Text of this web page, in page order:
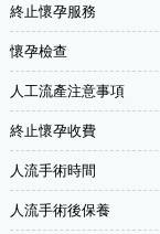
終止懷孕服務
懷孕檢查
人工流產注意事項
終止懷孕收費
人流手術時間
人流手術後保養